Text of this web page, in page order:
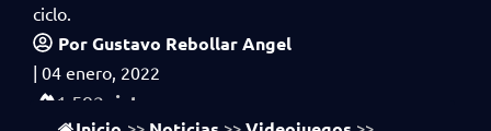
ciclo.
PorGustavo Rebollar Angel
| 04 enero, 2022
1,592 vistas